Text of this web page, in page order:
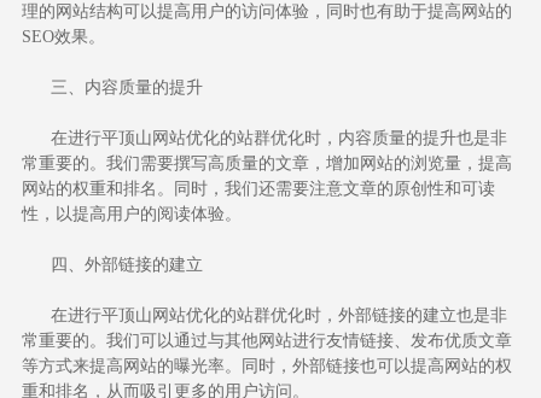
理的网站结构可以提高用户的访问体验，同时也有助于提高网站的
SEO效果。
三、内容质量的提升
在进行平顶山网站优化的站群优化时，内容质量的提升也是非
常重要的。我们需要撰写高质量的文章，增加网站的浏览量，提高
网站的权重和排名。同时，我们还需要注意文章的原创性和可读
性，以提高用户的阅读体验。
四、外部链接的建立
在进行平顶山网站优化的站群优化时，外部链接的建立也是非
常重要的。我们可以通过与其他网站进行友情链接、发布优质文章
等方式来提高网站的曝光率。同时，外部链接也可以提高网站的权
重和排名，从而吸引更多的用户访问。